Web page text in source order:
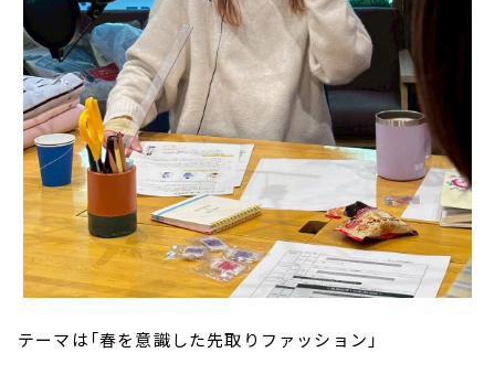
テーマは「春を意識した先取りファッション」